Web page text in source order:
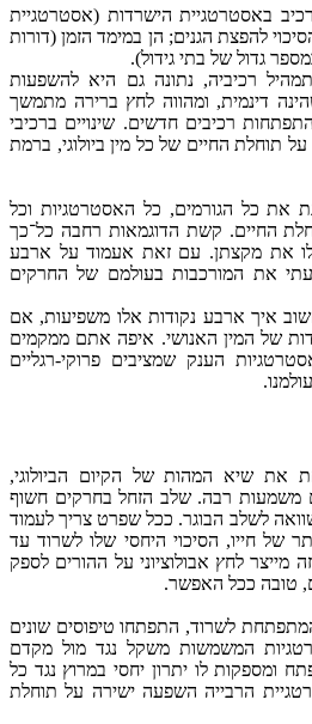
באסטרטגיית הישרדות (אסטרטגיית
להפצת הגנים; הן במימד הזמן (דורות
גדול של בתי גידול).
רכיביה, נתונה גם היא להשפעות
דינמית, ומהווה לחץ ברירה מתמשך
רכיבים חדשים. שינויים ברכיבי
תוחלת החיים של כל מין ביולוגי, ברמת
את כל הגורמים, כל האסטרטגיות וכל
החיים. קשת הדוגמאות רחבה כל־כך
את מקצתן. עם זאת אעמוד על ארבע
את המורכבות בעולמם של החרקים
איך ארבע נקודות אלו משפיעות, אם
של המין האנושי. איפה אתם ממקמים
הענק שמציבים פרוקי-רגליים
את שיא המהות של הקיום הביולוגי,
משמעות רבה. שלב הזחל בחרקים חשוף
לשלב הבוגר. ככל שפרט צריך לעמוד
של חייו, הסיכוי היחסי שלו לשרוד עד
מייצר לחץ אבולוציוני על ההורים לספק
טובה ככל האפשר.
לשרוד, התפתחו טיפוסים שונים
המשמשות משקל נגד מול מקדם
ומספקות לו יתרון יחסי במרוץ נגד כל
הרבייה השפעה ישירה על תוחלת